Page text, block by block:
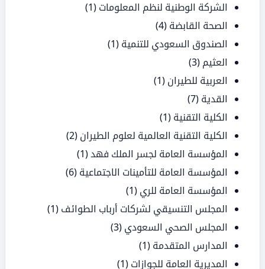
الشركة الوطنية لنظم المعلومات (1)
الصحة القابضة (4)
الصندوق السعودي للتنمية (1)
العثيم (3)
العربية للطيران (1)
القدية (7)
الكلية التقنية (1)
الكلية التقنية العالمية لعلوم الطيران (2)
المؤسسة العامة لجسر الملك فهد(1)
المؤسسة العامة للتأمينات الاجتماعية (6)
المؤسسة العامة للري (1)
المجلس التنسيقي لشركات أرباب الطوائف (1)
المجلس الصحي السعودي (3)
المدارس المتقدمة (1)
المديرية العامة للجوازات (1)